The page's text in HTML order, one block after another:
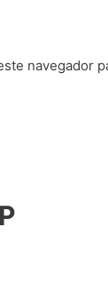
navegador